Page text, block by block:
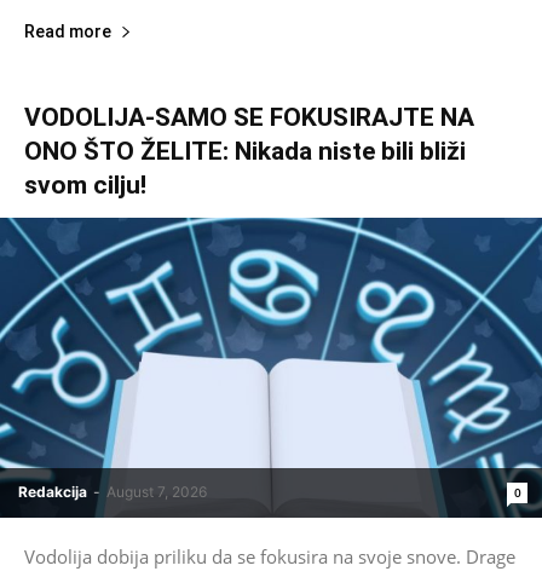
Read more
VODOLIJA-SAMO SE FOKUSIRAJTE NA
ONO ŠTO ŽELITE: Nikada niste bili bliži
svom cilju!
Redakcija - August 7, 2026 0
Vodolija dobija priliku da se fokusira na svoje snove. Drage